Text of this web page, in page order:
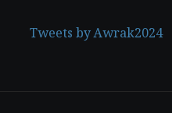
Tweets by Awrak2024